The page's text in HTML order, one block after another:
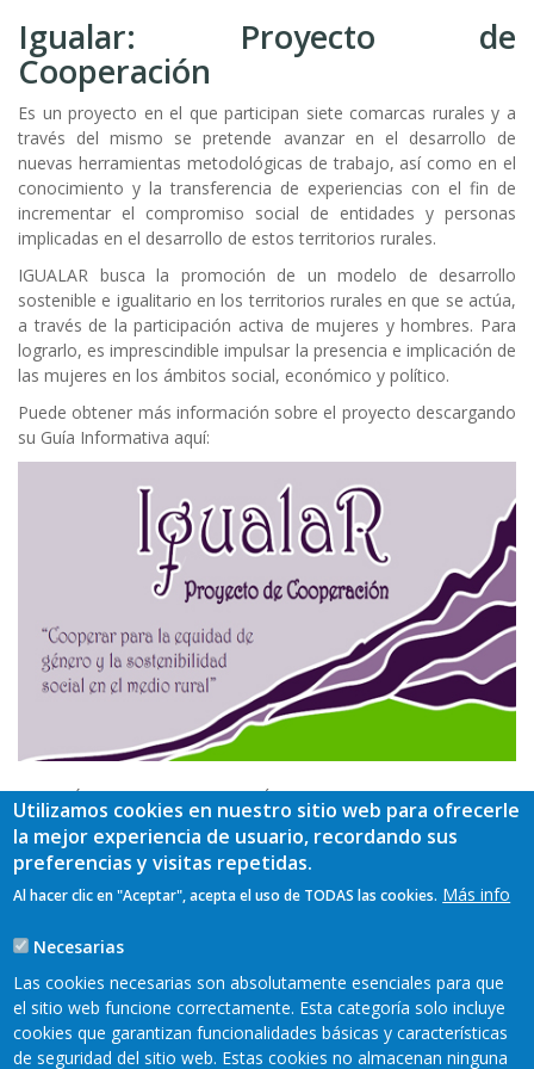
Igualar: Proyecto de
Cooperación
Es un proyecto en el que participan siete comarcas rurales y a
través del mismo se pretende avanzar en el desarrollo de
nuevas herramientas metodológicas de trabajo, así como en el
conocimiento y la transferencia de experiencias con el fin de
incrementar el compromiso social de entidades y personas
implicadas en el desarrollo de estos territorios rurales.
IGUALAR busca la promoción de un modelo de desarrollo
sostenible e igualitario en los territorios rurales en que se actúa,
a través de la participación activa de mujeres y hombres. Para
lograrlo, es imprescindible impulsar la presencia e implicación de
las mujeres en los ámbitos social, económico y político.
Puede obtener más información sobre el proyecto descargando
su Guía Informativa aquí:
TAMBIÉN PUEDE VISITAR SU PÁGINA WEB:www.
proyectoigualar.com
TAGS
Utilizamos cookies en nuestro sitio web para ofrecerle
la mejor experiencia de usuario, recordando sus
preferencias y visitas repetidas.
Al hacer clic en "Aceptar", acepta el uso de TODAS las cookies. Más info
Necesarias
Las cookies necesarias son absolutamente esenciales para que
el sitio web funcione correctamente. Esta categoría solo incluye
cookies que garantizan funcionalidades básicas y características
de seguridad del sitio web. Estas cookies no almacenan ninguna